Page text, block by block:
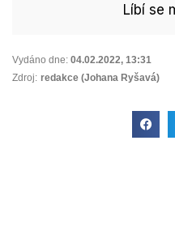
Líbí se
Vydáno dne: 04.02.2022, 13:31
Zdroj: redakce (Johana Ryšavá)